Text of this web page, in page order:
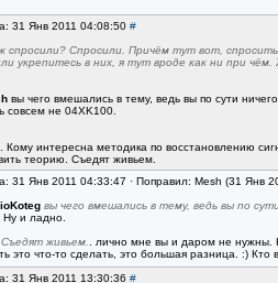
31 Янв 2011 04:08:50 #
спросили? Спросили. Причём тут вот,
укрепитесь в них, я тут вроде как ни при
вы чего вмешались в тему, ведь вы по сути
совсем не 04XK100.
Кому интересна методика по восстановлению
теорию. Съедят живьем.
31 Янв 2011 04:33:47 · Поправил: Mesh (31 Янв
вы чего вмешались в тему, ведь вы по
Ну и ладно.
Съедят живьем.
. лично мне вы и даром не нужны.
это что-то сделать, это большая разница. :)
31 Янв 2011 13:30:36 #